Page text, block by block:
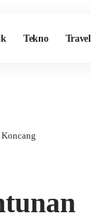
Tekno Travel